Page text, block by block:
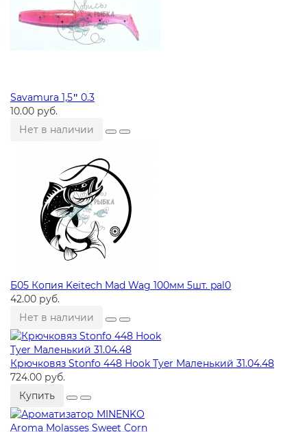
Savamura 1,5ʺ 0.3
10.00 руб.
Нет в наличии
Б05 Копия Keitech Mad Wag 100мм 5шт. pal0
42.00 руб.
Нет в наличии
Крючковяз Stonfo 448 Hook Tyer Маленький 31.04.48
724.00 руб.
Купить